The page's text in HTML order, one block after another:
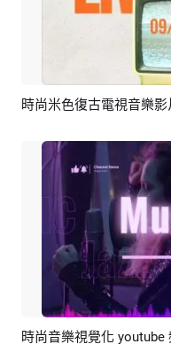
預覽
時尚米色復古電視音樂
預覽
時尚音樂視覺化 youtube